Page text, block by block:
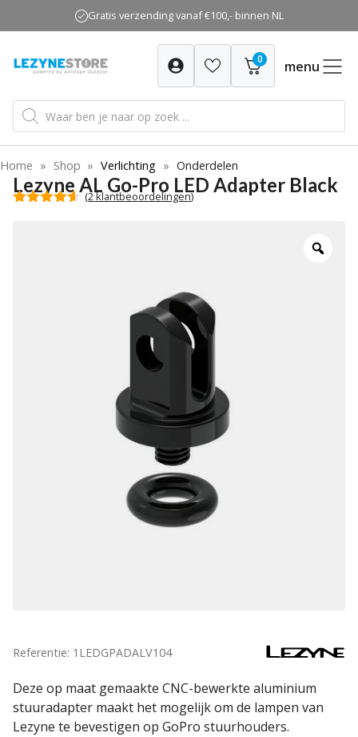
naar
inhoud
Gratis verzending vanaf €100,- binnen NL
0 menu
Producten
zoeken
Home » Shop » Verlichting » Onderdelen
Lezyne AL Go-Pro LED Adapter Black
(2klantbeoordelingen)
Referentie: 1LEDGPADALV104
Deze op maat gemaakte CNC-bewerkte aluminium
stuuradapter maakt het mogelijk om de lampen van
Lezyne te bevestigen op GoPro stuurhouders.